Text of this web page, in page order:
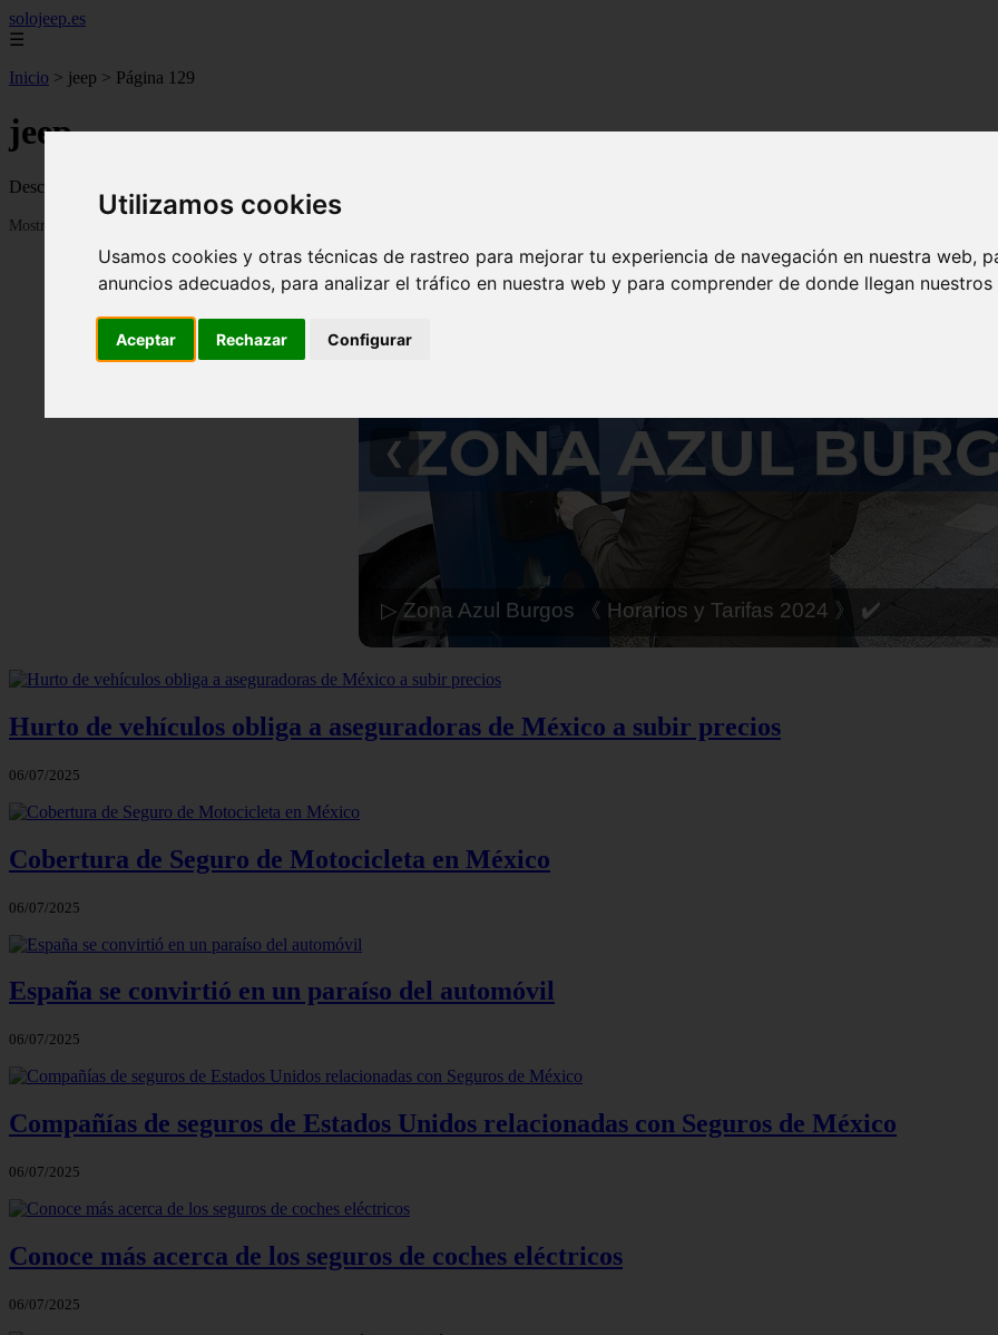
Utilizamos cookies
Usamos cookies y otras técnicas de rastreo para mejorar tu experiencia de navegación en nuestra web,
anuncios adecuados, para analizar el tráfico en nuestra web y para comprender de donde llegan nuestros
Aceptar Rechazar Configurar
solojeep.es
☰
Inicio > jeep > Página 129
jeep
Descubre todas las noticias de la categoría jeep. Artículos actualizados y contenido de calidad en solojeep.es.
Mostrando 3073 - 3096 de 3335 artículos
▷ Zona Azul Córdoba 《 Horarios y Tarifas 2024 》 ✔️
❮
Hurto de vehículos obliga a aseguradoras de México a subir precios
06/07/2025
Cobertura de Seguro de Motocicleta en México
06/07/2025
España se convirtió en un paraíso del automóvil
06/07/2025
Compañías de seguros de Estados Unidos relacionadas con Seguros de México
06/07/2025
Conoce más acerca de los seguros de coches eléctricos
06/07/2025